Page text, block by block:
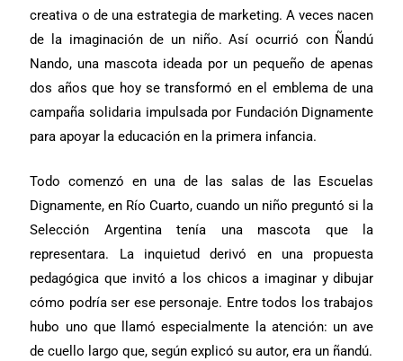
creativa o de una estrategia de marketing. A veces nacen
de la imaginación de un niño. Así ocurrió con Ñandú
Nando, una mascota ideada por un pequeño de apenas
dos años que hoy se transformó en el emblema de una
campaña solidaria impulsada por Fundación Dignamente
para apoyar la educación en la primera infancia.
Todo comenzó en una de las salas de las Escuelas
Dignamente, en Río Cuarto, cuando un niño preguntó si la
Selección Argentina tenía una mascota que la
representara. La inquietud derivó en una propuesta
pedagógica que invitó a los chicos a imaginar y dibujar
cómo podría ser ese personaje. Entre todos los trabajos
hubo uno que llamó especialmente la atención: un ave
de cuello largo que, según explicó su autor, era un ñandú.